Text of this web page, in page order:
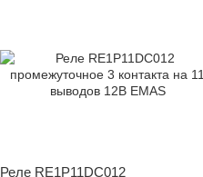
Реле RE1P11DC012